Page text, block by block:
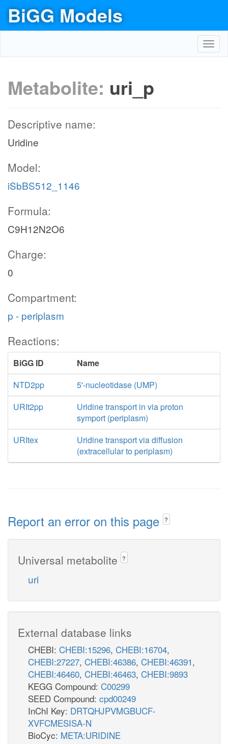
BiGG Models
Metabolite: uri_p
Descriptive name:
Uridine
Model:
iSbBS512_1146
Formula:
C9H12N2O6
Charge:
0
Compartment:
p - periplasm
Reactions:
BiGG ID
Name
NTD2pp
5'-nucleotidase (UMP)
URIt2pp
Uridine transport in via proton
symport (periplasm)
URItex
Uridine transport via diffusion
(extracellular to periplasm)
Report an error on this page ?
Universal metabolite ?
uri
External database links
CHEBI: CHEBI:15296, CHEBI:16704,
CHEBI:27227, CHEBI:46386, CHEBI:46391,
CHEBI:46460, CHEBI:46463, CHEBI:9893
KEGG Compound: C00299
SEED Compound: cpd00249
InChI Key: DRTQHJPVMGBUCF-
XVFCMESISA-N
BioCyc: META:URIDINE